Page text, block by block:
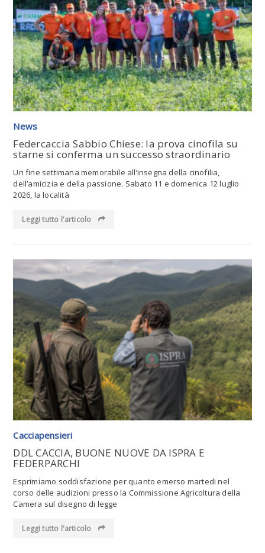
Leggi tutto l'articolo
News
Federcaccia Sabbio Chiese: la prova cinofila su
starne si conferma un successo straordinario
Un fine settimana memorabile all’insegna della cinofilia,
dell’amicizia e della passione. Sabato 11 e domenica 12 luglio
2026, la località
Leggi tutto l'articolo
Leggi tutto l'articolo
Cacciapensieri
DDL CACCIA, BUONE NUOVE DA ISPRA E
FEDERPARCHI
Esprimiamo soddisfazione per quanto emerso martedi nel
corso delle audizioni presso la Commissione Agricoltura della
Camera sul disegno di legge
Leggi tutto l'articolo